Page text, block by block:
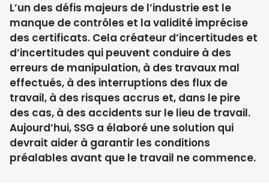
L’un des défis majeurs de l’industrie est le
manque de contrôles et la validité imprécise
des certificats. Cela créateur d’incertitudes et
d’incertitudes qui peuvent conduire à des
erreurs de manipulation, à des travaux mal
effectués, à des interruptions des flux de
travail, à des risques accrus et, dans le pire
des cas, à des accidents sur le lieu de travail.
Aujourd’hui, SSG a élaboré une solution qui
devrait aider à garantir les conditions
préalables avant que le travail ne commence.